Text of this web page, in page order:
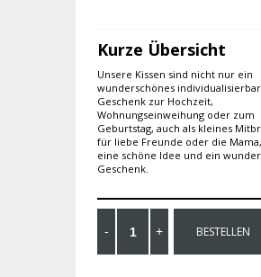
Kurze Übersicht
Unsere Kissen sind nicht nur ein
wunderschönes
Geschenk zur Hochzeit,
Wohnungseinweihung oder zum
Geburtstag, auch als kleines
für liebe Freunde oder die
eine schöne Idee und ein
Geschenk.
BESTELLEN